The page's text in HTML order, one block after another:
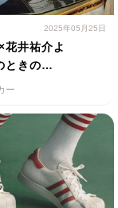
2025年05月25日
花井祐介よ
ときの…
ー